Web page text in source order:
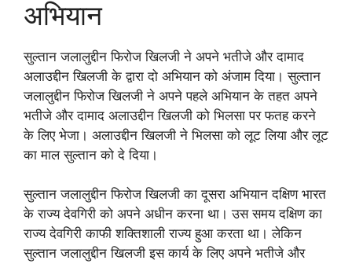
अभियान
सुल्तान जलालुद्दीन फिरोज खिलजी ने अपने भतीजे और दामाद
अलाउद्दीन खिलजी के द्वारा दो अभियान को अंजाम दिया। सुल्तान
जलालुद्दीन फिरोज खिलजी ने अपने पहले अभियान के तहत अपने
भतीजे और दामाद अलाउद्दीन खिलजी को भिलसा पर फतह करने
के लिए भेजा। अलाउद्दीन खिलजी ने भिलसा को लूट लिया और लूट
का माल सुल्तान को दे दिया।
सुल्तान जलालुद्दीन फिरोज खिलजी का दूसरा अभियान दक्षिण भारत
के राज्य देवगिरी को अपने अधीन करना था। उस समय दक्षिण का
राज्य देवगिरी काफी शक्तिशाली राज्य हुआ करता था। लेकिन
सुल्तान जलालुद्दीन खिलजी इस कार्य के लिए अपने भतीजे और